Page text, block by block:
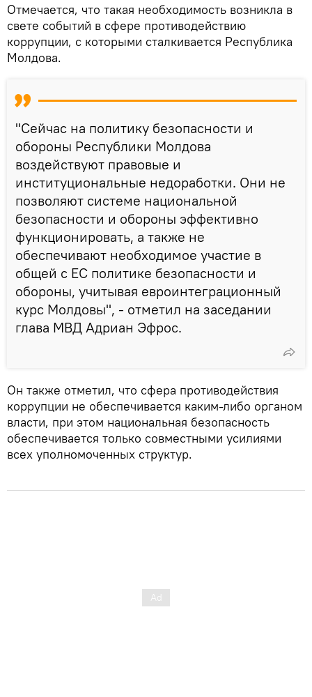
Отмечается, что такая необходимость возникла в
свете событий в сфере противодействию
коррупции, с которыми сталкивается Республика
Молдова.
"Сейчас на политику безопасности и
обороны Республики Молдова
воздействуют правовые и
институциональные недоработки. Они не
позволяют системе национальной
безопасности и обороны эффективно
функционировать, а также не
обеспечивают необходимое участие в
общей с ЕС политике безопасности и
обороны, учитывая евроинтеграционный
курс Молдовы", - отметил на заседании
глава МВД Адриан Эфрос.
Он также отметил, что сфера противодействия
коррупции не обеспечивается каким-либо органом
власти, при этом национальная безопасность
обеспечивается только совместными усилиями
всех уполномоченных структур.